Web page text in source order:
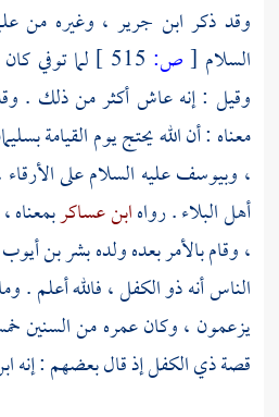
وقد ذكر ابن جرير ، وغيره من
السلام [ص:
لما توفي
وقيل : إنه عاش أكثر من ذلك .
معناه : أن الله يحتج يوم القيامة
، وبيوسفعليه السلام على الأرقاء
أهل البلاء . رواهابن عساكر
، وقام بالأمر بعده ولدهبشر بن أيوب
الناس أنه ذو الكفل ، فالله أعلم .
يزعمون ، وكان عمره من السنين
قصة ذي الكفل إذ قال بعضهم : إنه